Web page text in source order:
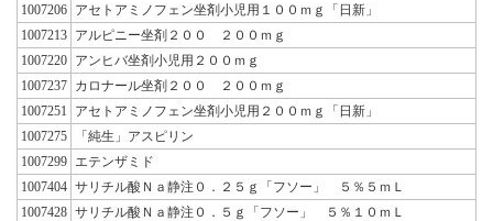
1007206 アセトアミノフェン坐剤小児用１００ｍｇ「日新」
1007213 アルピニー坐剤２００ ２００ｍｇ
1007220 アンヒバ坐剤小児用２００ｍｇ
1007237 カロナール坐剤２００ ２００ｍｇ
1007251
アセトアミノフェン坐剤小児用２００ｍｇ「日新」
1007275
「純生」アスピリン
1007299 エテンザミド
1007404 サリチル酸Ｎａ静注０．２５ｇ「フソー」 ５％５ｍＬ
1007428 サリチル酸Ｎａ静注０．５ｇ「フソー」 ５％１０ｍＬ